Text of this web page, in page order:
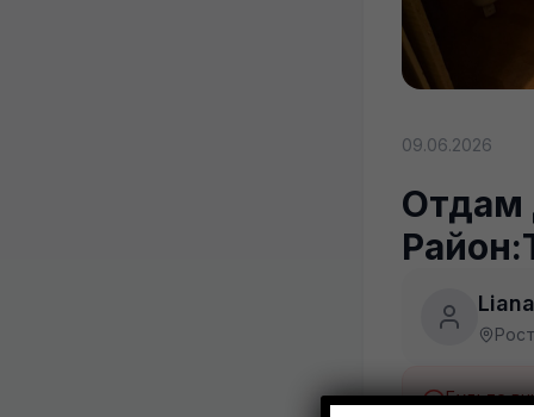
09.06.2026
Отдам